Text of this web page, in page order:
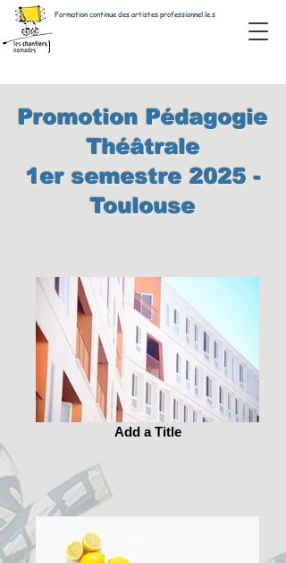
Formation continue des artistes professionnel.le.s
Promotion Pédagogie
Théâtrale
1er semestre 2025 -
Toulouse
Add a Title